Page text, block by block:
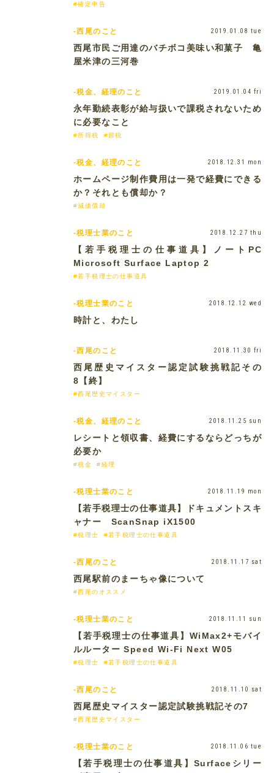
#確定申告
-西尾のこと 2019.01.08 tue
西尾市民ご用達のバチボコ美味い和菓子 亀
屋米津の三河巻
-税金、経理のこと 2019.01.04 fri
永年勤続表彰が給与扱いで課税されないため
に必要なこと
#所得税 #節税
-税金、経理のこと 2018.12.31 mon
ホームページ制作費用は一発で経費にできる
か？それとも償却か？
#減価償却
-税理士業のこと 2018.12.27 thu
【若手税理士の仕事道具】ノートPC
Microsoft Surface Laptop 2
#若手税理士の仕事道具
-税理士業のこと 2018.12.12 wed
時計と、わたし
-西尾のこと 2018.11.30 fri
西尾歴史マイスター認定試験挑戦記その
8【終】
#西尾歴史マイスター
-税金、経理のこと 2018.11.25 sun
レシートと領収書、経費にするならどっちが
必要か
#税金 #経理
-税理士業のこと 2018.11.19 mon
【若手税理士の仕事道具】ドキュメントスキ
ャナー ScanSnap iX1500
#税理士 #若手税理士の仕事道具
-西尾のこと 2018.11.17 sat
西尾駅前のまーちゃ像について
#西尾のオススメ
-税理士業のこと 2018.11.11 sun
【若手税理士の仕事道具】WiMax2+モバイ
ルルーター Speed Wi-Fi Next W05
#税理士 #若手税理士の仕事道具
-西尾のこと 2018.11.10 sat
西尾歴史マイスター認定試験挑戦記その7
#西尾歴史マイスター
-税理士業のこと 2018.11.06 tue
【若手税理士の仕事道具】Surfaceシリー